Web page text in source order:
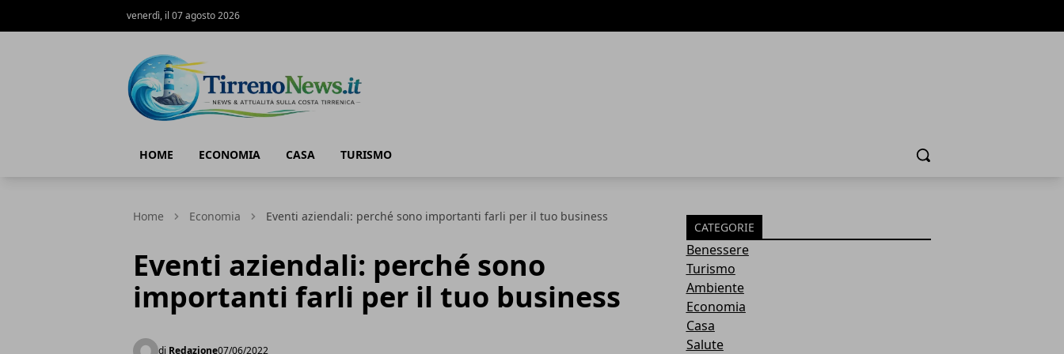
venerdì, il 07 agosto 2026
HOME ECONOMIA CASA TURISMO Cerca
Home Economia Eventi aziendali: perché sono importanti farli per il tuo business
Eventi aziendali: perché sono
importanti farli per il tuo business
di Redazione07/06/2022
CATEGORIE
Benessere
Turismo
Ambiente
Economia
Casa
Salute